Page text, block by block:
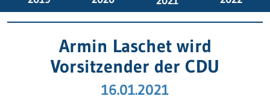
Armin Laschet wird
Vorsitzender der CDU
16.01.2021